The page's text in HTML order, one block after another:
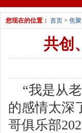
您现在的位置： 首页 > 焦聚
共创
“我是从
的感情太深
哥俱乐部